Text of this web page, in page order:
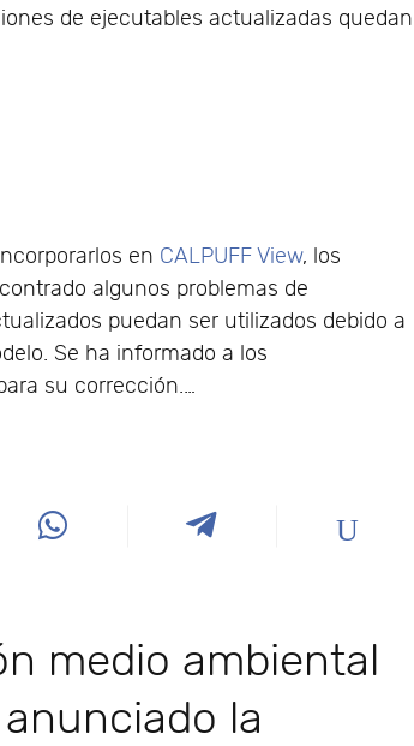
de ejecutables actualizadas quedan
en CALPUFF View, los
algunos problemas de
puedan ser utilizados debido a
Se ha informado a los
su corrección.…
medio ambiental
la